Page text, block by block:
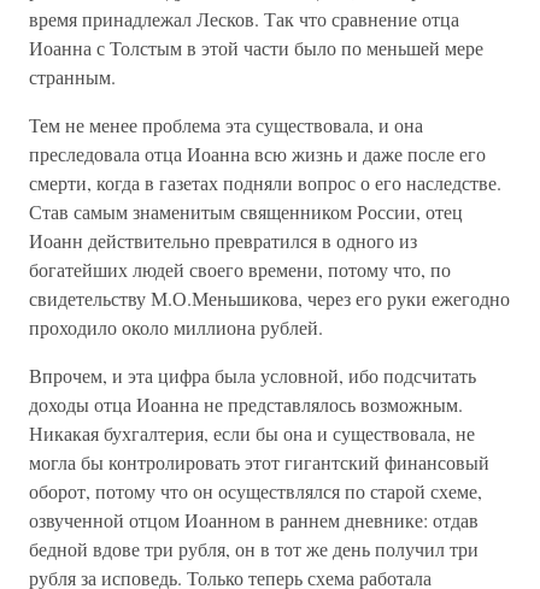
время принадлежал Лесков. Так что сравнение отца
Иоанна с Толстым в этой части было по меньшей мере
странным.
Тем не менее проблема эта существовала, и она
преследовала отца Иоанна всю жизнь и даже после его
смерти, когда в газетах подняли вопрос о его наследстве.
Став самым знаменитым священником России, отец
Иоанн действительно превратился в одного из
богатейших людей своего времени, потому что, по
свидетельству М.О.Меньшикова, через его руки ежегодно
проходило около миллиона рублей.
Впрочем, и эта цифра была условной, ибо подсчитать
доходы отца Иоанна не представлялось возможным.
Никакая бухгалтерия, если бы она и существовала, не
могла бы контролировать этот гигантский финансовый
оборот, потому что он осуществлялся по старой схеме,
озвученной отцом Иоанном в раннем дневнике: отдав
бедной вдове три рубля, он в тот же день получил три
рубля за исповедь. Только теперь схема работала